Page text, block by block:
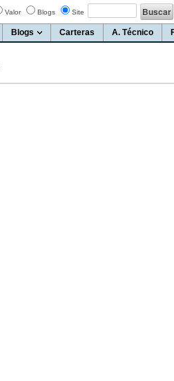
Valor Blogs Site
Blogs Carteras A. Técnico